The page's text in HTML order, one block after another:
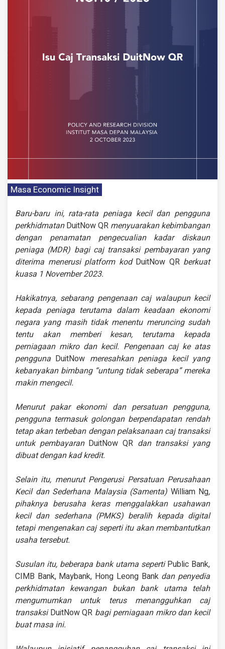
Masa Economic Insight
Baru-baru ini, rata-rata peniaga kecil dan pengguna
perkhidmatanDuitNow QR menyuarakan kebimbangan
dengan penamatan pengecualian kadar diskaun
peniaga (MDR) bagi caj transaksi pembayaran yang
diterima menerusi platform kod DuitNow QRberkuat
kuasa 1 November 2023.
Hakikatnya, sebarang pengenaan caj walaupun kecil
kepada peniaga terutama dalam keadaan ekonomi
negara yang masih tidak menentu meruncing sudah
tentu akan memberi kesan, terutama kepada
perniagaan mikro dan kecil. Pengenaan caj ke atas
pengguna DuitNow meresahkan peniaga kecil yang
kebanyakan bimbang “untung tidak seberapa” mereka
makin mengecil.
Menurut pakar ekonomi dan persatuan pengguna,
pengguna termasuk golongan berpendapatan rendah
tetap akan terbeban dengan pelaksanaan caj transaksi
untuk pembayaran DuitNow QR dan transaksi yang
dibuat dengan kad kredit.
Selain itu, menurut Pengerusi Persatuan Perusahaan
Kecil dan Sederhana Malaysia (Samenta) William Ng,
pihaknya berusaha keras menggalakkan usahawan
kecil dan sederhana (PMKS) beralih kepada digital
tetapi mengenakan caj seperti itu akan membantutkan
usaha tersebut.
Susulan itu, beberapa bank utama sepertiPublic Bank,
CIMB Bank, Maybank, Hong Leong Bankdan penyedia
perkhidmatan kewangan bukan bank utama telah
mengumumkan untuk terus menangguhkan caj
transaksiDuitNow QR bagi perniagaan mikro dan kecil
buat masa ini.